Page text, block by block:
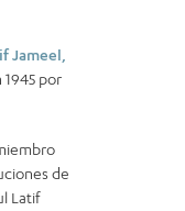
Jameel,
por
de
Latif